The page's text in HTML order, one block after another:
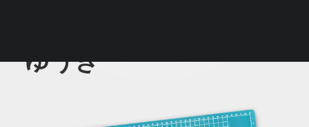
ゆうき